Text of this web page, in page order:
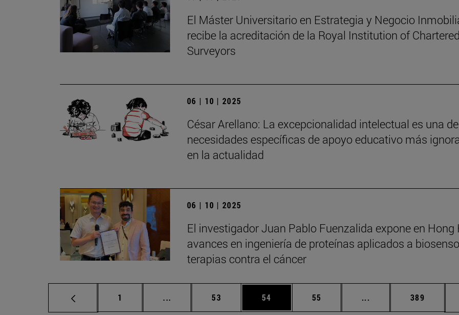
El Máster Universitario en Estrategia y Negocio
recibe la acreditación de la Royal Institution of
Surveyors
06 | 10 | 2025
César Arellano: La excepcionalidad intelectual es una
necesidades específicas de apoyo educativo más
en la actualidad
06 | 10 | 2025
El investigador Juan Pablo Fuenzalida expone en Hong
avances en ingeniería de proteínas aplicados a
terapias contra el cáncer
Página
1 ... Páginas intermedias Use TAB para desplazarse.
Página
53 Página
54 Página
55 ... Páginas intermedias
Página
389